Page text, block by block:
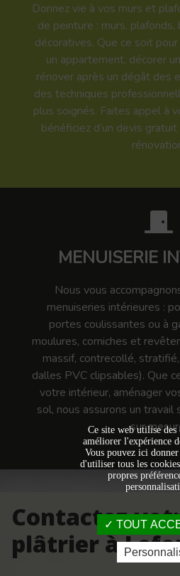
Donnez vie à vos murs et
de peinture : murs,
décoratives. Que ce soit
un appartement, décorer
rénover après un dégât des
des techniques
plus soignés. Faites appel à
bénéficiez d’un devis
MENUISERIE
Nous vous
menuiseries intérieures :
portes coulissantes ou à
moulures, corniches et
massif, contrecollé,
dalles PVC clipsables). Que
votre intérieur, aménager
sol, nous assurons un
sur
Contactez
plâtrier à
Ce site web utilise des
améliorer l'expérience
Vous pouvez ici
d'utiliser tous les
propres
TOUT